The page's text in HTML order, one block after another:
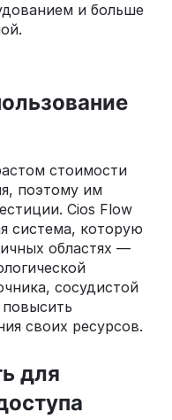
и больше
стоимости
поэтому им
Cios Flow
система, которую
областях —
сосудистой
своих ресурсов.
для